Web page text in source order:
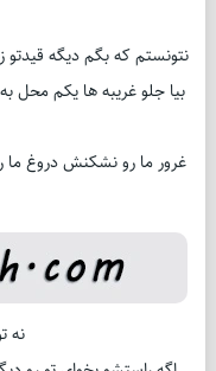
نتونستم كه بگم دیگه
بیا جلو غریبه ها یكم محل
غرور ما رو نشكنش دروغ ما
نه